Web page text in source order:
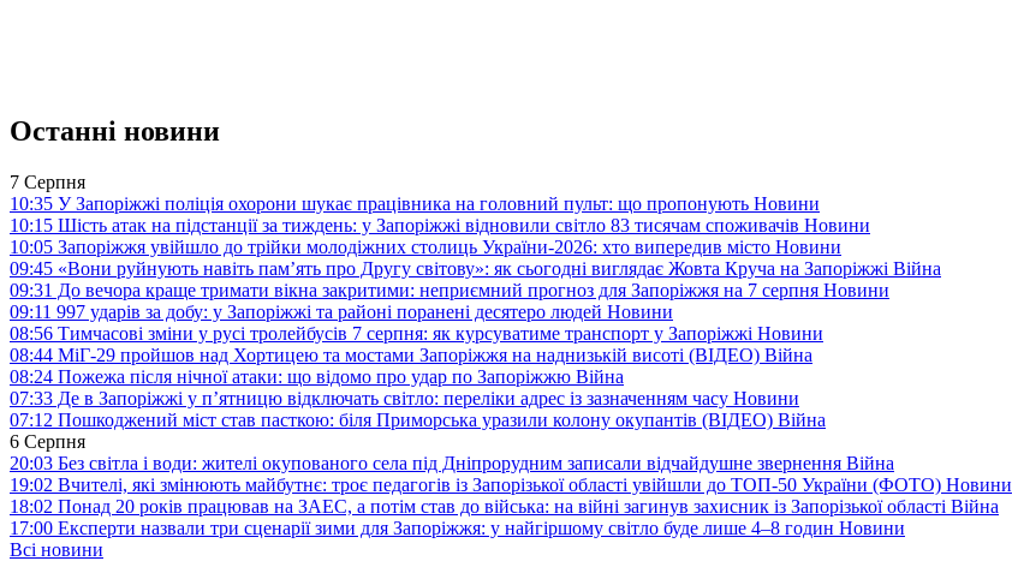
Останні новини
7 Серпня
10:35 У Запоріжжі поліція охорони шукає працівника на головний пульт: що пропонують Новини
10:15 Шість атак на підстанції за тиждень: у Запоріжжі відновили світло 83 тисячам споживачів Новини
10:05 Запоріжжя увійшло до трійки молодіжних столиць України-2026: хто випередив місто Новини
09:45 «Вони руйнують навіть пам’ять про Другу світову»: як сьогодні виглядає Жовта Круча на Запоріжжі Війна
09:31 До вечора краще тримати вікна закритими: неприємний прогноз для Запоріжжя на 7 серпня Новини
09:11 997 ударів за добу: у Запоріжжі та районі поранені десятеро людей Новини
08:56 Тимчасові зміни у русі тролейбусів 7 серпня: як курсуватиме транспорт у Запоріжжі Новини
08:44 МіГ-29 пройшов над Хортицею та мостами Запоріжжя на наднизькій висоті (ВІДЕО) Війна
08:24 Пожежа після нічної атаки: що відомо про удар по Запоріжжю Війна
07:33 Де в Запоріжжі у п’ятницю відключать світло: переліки адрес із зазначенням часу Новини
07:12 Пошкоджений міст став пасткою: біля Приморська уразили колону окупантів (ВІДЕО) Війна
6 Серпня
20:03 Без світла і води: жителі окупованого села під Дніпрорудним записали відчайдушне звернення Війна
19:02 Вчителі, які змінюють майбутнє: троє педагогів із Запорізької області увійшли до ТОП-50 України (ФОТО) Новини
18:02 Понад 20 років працював на ЗАЕС, а потім став до війська: на війні загинув захисник із Запорізької області Війна
17:00 Експерти назвали три сценарії зими для Запоріжжя: у найгіршому світло буде лише 4–8 годин Новини
Всі новини